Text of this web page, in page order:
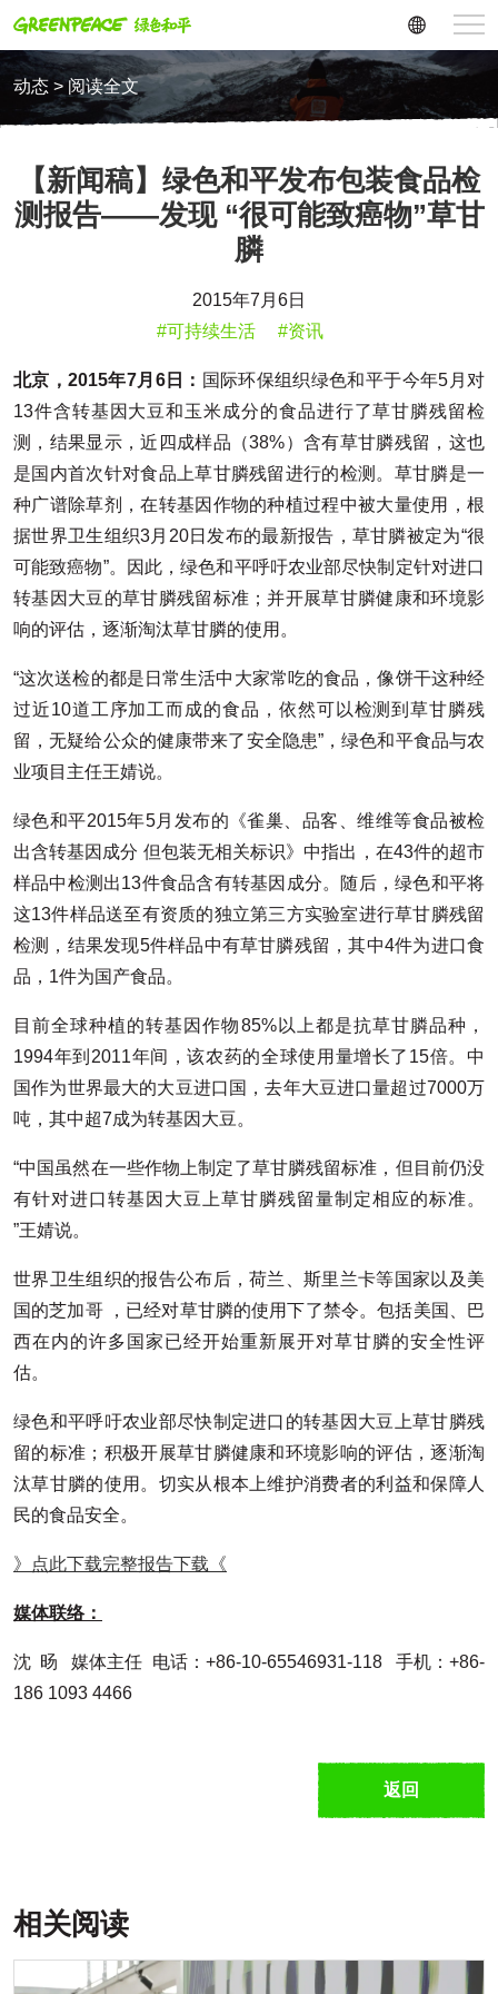
动态 > 阅读全文
【新闻稿】绿色和平发布包装食品检
测报告——发现 “很可能致癌物”草甘
膦
2015年7月6日
#可持续生活
#资讯
北京，2015年7月6日： 国际环保组织绿色和平于今年5月对
13件含转基因大豆和玉米成分的食品进行了草甘膦残留检
测，结果显示，近四成样品（38%）含有草甘膦残留，这也
是国内首次针对食品上草甘膦残留进行的检测。草甘膦是一
种广谱除草剂，在转基因作物的种植过程中被大量使用，根
据世界卫生组织3月20日发布的最新报告，草甘膦被定为“很
可能致癌物”。因此，绿色和平呼吁农业部尽快制定针对进口
转基因大豆的草甘膦残留标准；并开展草甘膦健康和环境影
响的评估，逐渐淘汰草甘膦的使用。
“这次送检的都是日常生活中大家常吃的食品，像饼干这种经
过近10道工序加工而成的食品，依然可以检测到草甘膦残
留，无疑给公众的健康带来了安全隐患”，绿色和平食品与农
业项目主任王婧说。
绿色和平2015年5月发布的《雀巢、品客、维维等食品被检
出含转基因成分 但包装无相关标识》中指出，在43件的超市
样品中检测出13件食品含有转基因成分。随后，绿色和平将
这13件样品送至有资质的独立第三方实验室进行草甘膦残留
检测，结果发现5件样品中有草甘膦残留，其中4件为进口食
品，1件为国产食品。
目前全球种植的转基因作物85%以上都是抗草甘膦品种，
1994年到2011年间，该农药的全球使用量增长了15倍。中
国作为世界最大的大豆进口国，去年大豆进口量超过7000万
吨，其中超7成为转基因大豆。
“中国虽然在一些作物上制定了草甘膦残留标准，但目前仍没
有针对进口转基因大豆上草甘膦残留量制定相应的标准。
”王婧说。
世界卫生组织的报告公布后，荷兰、斯里兰卡等国家以及美
国的芝加哥 ，已经对草甘膦的使用下了禁令。包括美国、巴
西在内的许多国家已经开始重新展开对草甘膦的安全性评
估。
绿色和平呼吁农业部尽快制定进口的转基因大豆上草甘膦残
留的标准；积极开展草甘膦健康和环境影响的评估，逐渐淘
汰草甘膦的使用。切实从根本上维护消费者的利益和保障人
民的食品安全。
》点此下载完整报告下载《
媒体联络：
沈 旸 媒体主任 电话：+86-10-65546931-118 手机：+86-
186 1093 4466
返回
相关阅读